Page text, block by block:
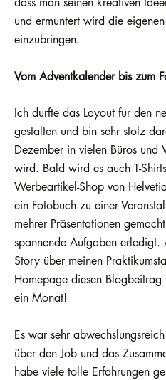
und ermuntert wird die
einzubringen.
Vom Adventkalender bis zum
Ich durfte das Layout für den
gestalten und bin sehr stolz
Dezember in vielen Büros und
wird. Bald wird es auch T-
Werbeartikel-Shop von
ein Fotobuch zu einer
mehrer Präsentationen
spannende Aufgaben erledigt.
Story über meinen
Homepage diesen
ein Monat!
Es war sehr
über den Job und das
habe viele tolle Erfahrungen